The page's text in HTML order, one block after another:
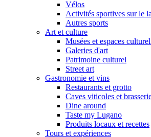
Vélos
Activités sportives sur le
Autres sports
Art et culture
Musées et espaces
Galeries d'art
Patrimoine culturel
Street art
Gastronomie et vins
Restaurants et grotto
Caves viticoles et
Dine around
Taste my Lugano
Produits locaux et recettes
Tours et expériences